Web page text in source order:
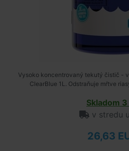
Vysoko koncentrovaný tekutý čistič -
ClearBlue 1L. Odstraňuje mŕtve
Skladom 3
v stredu
26,63